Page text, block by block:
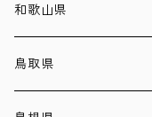
和歌山県
鳥取県